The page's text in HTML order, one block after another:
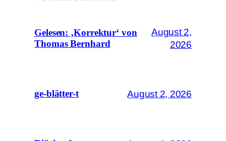
Gelesen: ‚Korrektur‘ von
Thomas Bernhard
August 2,
2026
ge-blätter-t August 2, 2026